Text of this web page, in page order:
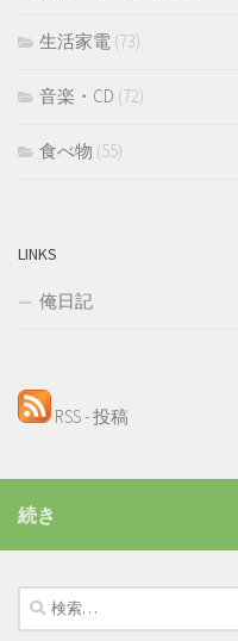
生活家電 (73)
音楽・CD (72)
食べ物 (55)
LINKS
俺日記
RSS - 投稿
続き
検
索: